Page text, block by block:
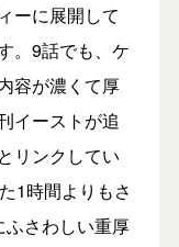
ーに展開して
。9話でも、ケ
容が濃くて厚
イーストが追
リンクしてい
1時間よりもさ
ふさわしい重厚